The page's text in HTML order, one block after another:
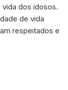
dos idosos.
de vida
respeitados e